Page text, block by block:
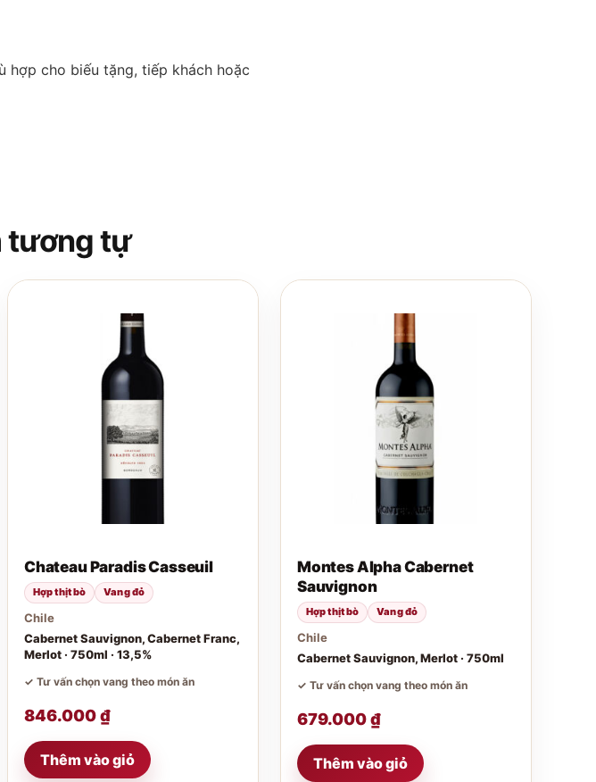
hợp cho biếu tặng, tiếp khách hoặc
tương tự
Chateau Paradis Casseuil
Hợp thịt bò Vang đỏ
Chile
Cabernet Sauvignon, Cabernet Franc,
Merlot · 750ml · 13,5%
✓ Tư vấn chọn vang theo món ăn
846.000₫
Thêm vào giỏ
Montes Alpha Cabernet
Sauvignon
Hợp thịt bò Vang đỏ
Chile
Cabernet Sauvignon, Merlot · 750ml
✓ Tư vấn chọn vang theo món ăn
679.000₫
Thêm vào giỏ